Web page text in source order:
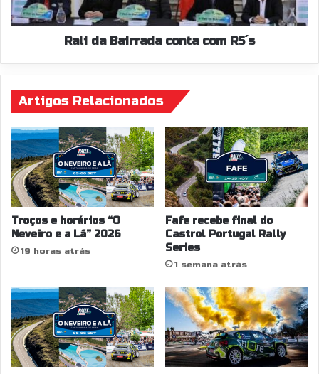
lc
e
e
d
e
I
n
v
e
r
n
o
a
i
c
o
n
t
a
c
o
m
R
5
Rali da Bairrada conta com R5´s
Artigos Relacionados
Troços e horários “O
Neveiro e a Lã” 2026
19 horas atrás
Fafe recebe final do
Castrol Portugal Rally
Series
1 semana atrás